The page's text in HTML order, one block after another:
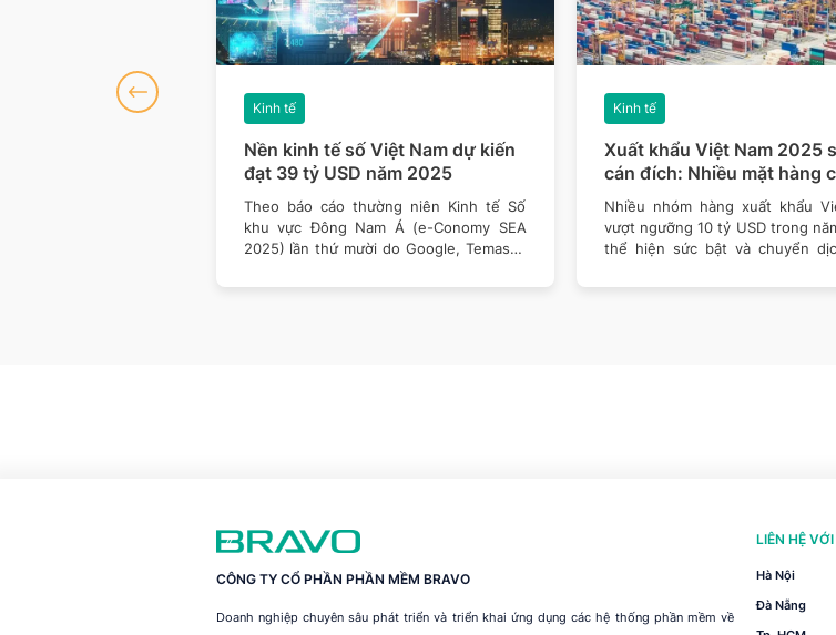
Nền kinh tế số Việt Nam dự kiến
đạt 39 tỷ USD năm 2025
Kinh tế
Theo báo cáo thường niên Kinh tế Số
khu vực Đông Nam Á (e-Conomy SEA
2025) lần thứ mười do Google, Temasek
Xuất khẩu Việt Nam 2025
cán đích: Nhiều mặt hàng
mốc 10 tỷ USD
Kinh tế
Nhiều nhóm hàng xuất khẩu
vượt ngưỡng 10 tỷ USD trong
thể hiện sức bật và chuyển
CÔNG TY CỔ PHẦN PHẦN MỀM BRAVO
Doanh nghiệp chuyên sâu phát triển và triển khai ứng dụng các hệ thống phần mềm về
LIÊN HỆ
Hà Nội
Đà Nẵng